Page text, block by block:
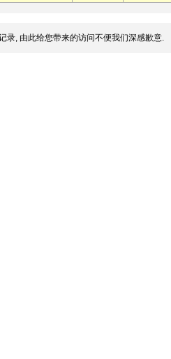
录, 由此给您带来的访问不便我们深感歉意.